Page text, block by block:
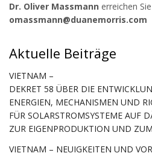
Dr. Oliver Massmann erreichen
omassmann@duanemorris.com
Aktuelle Beiträge
VIETNAM –
DEKRET 58 ÜBER DIE
ENERGIEN, MECHANISMEN UND
FÜR SOLARSTROMSYSTEME AUF
ZUR EIGENPRODUKTION UND
VIETNAM – NEUIGKEITEN UND